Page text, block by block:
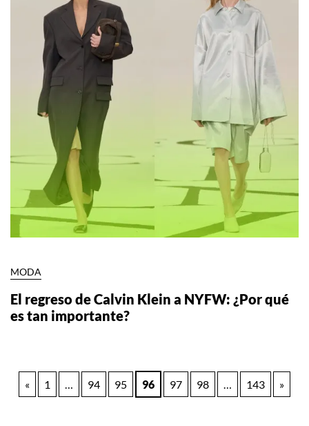
MODA
El regreso de Calvin Klein a NYFW: ¿Por qué
es tan importante?
Paginación
« 1 … 94 95 96 97 98 … 143 »